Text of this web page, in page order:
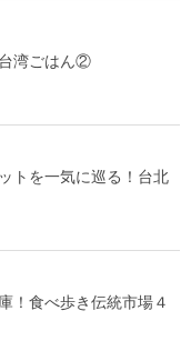
台湾ごはん②
トを一気に巡る！台北
！食べ歩き伝統市場４